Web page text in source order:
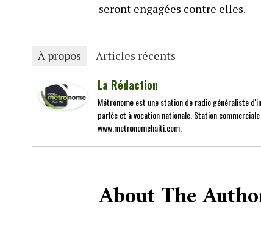
seront engagées contre elles.
À propos Articles récents
La Rédaction
Métronome est une station de radio généraliste
parlée et à vocation nationale. Station
www.metronomehaiti.com.
About The